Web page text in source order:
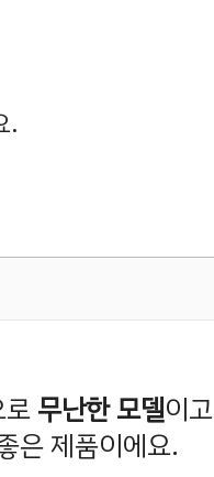
.
무난한 모델이
은 제품이에요.